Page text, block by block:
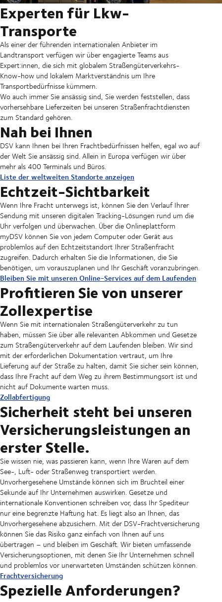
Experten für Lkw-
Transporte
Als einer der führenden internationalen Anbieter im
Landtransport verfügen wir über engagierte Teams aus
Expert:innen, die sich mit globalem Straßengüterverkehrs-
Know-how und lokalem Marktverständnis um Ihre
Transportbedürfnisse kümmern.
Wo auch immer Sie ansässig sind, Sie werden feststellen, dass
vorhersehbare Lieferzeiten bei unseren Straßenfrachtdiensten
zum Standard gehören.
Nah bei Ihnen
DSV kann Ihnen bei Ihren Frachtbedürfnissen helfen, egal wo auf
der Welt Sie ansässig sind. Allein in Europa verfügen wir über
mehr als 400 Terminals und Büros.
Liste der weltweiten Standorte anzeigen
Echtzeit-Sichtbarkeit
Wenn Ihre Fracht unterwegs ist, können Sie den Verlauf Ihrer
Sendung mit unseren digitalen Tracking-Lösungen rund um die
Uhr verfolgen und überwachen. Über die Onlineplattform
myDSV können Sie von jedem Computer oder Gerät aus
problemlos auf den Echtzeitstandort Ihrer Straßenfracht
zugreifen. Dadurch erhalten Sie die Informationen, die Sie
benötigen, um vorauszuplanen und Ihr Geschäft voranzubringen.
Bleiben Sie mit unseren Online-Services auf dem Laufenden
Profitieren Sie von unserer
Zollexpertise
Wenn Sie mit internationalen Straßengüterverkehr zu tun
haben, müssen Sie über alle relevanten Abkommen und Gesetze
zum Straßengüterverkehr auf dem Laufenden bleiben. Wir sind
mit der erforderlichen Dokumentation vertraut, um Ihre
Lieferung auf der Straße zu halten, damit Sie sicher sein können,
dass Ihre Fracht auf dem Weg zu ihrem Bestimmungsort ist und
nicht auf Dokumente warten muss.
Zollabfertigung
Sicherheit steht bei unseren
Versicherungsleistungen an
erster Stelle.
Sie wissen nie, was passieren kann, wenn Ihre Waren auf dem
See-, Luft- oder Straßenweg transportiert werden.
Unvorhergesehene Umstände können sich im Bruchteil einer
Sekunde auf Ihr Unternehmen auswirken. Gesetze und
internationale Konventionen schreiben vor, dass Ihr Spediteur
nur eine begrenzte Haftung hat. Es liegt also an Ihnen, das
Unvorhergesehene abzusichern. Mit der DSV-Frachtversicherung
können Sie das Risiko ganz einfach von Ihnen auf uns
übertragen – und bleiben im Geschäft. Wir bieten umfassende
Versicherungsoptionen, mit denen Sie Ihr Unternehmen schnell
und problemlos vor unerwarteten Umständen schützen können.
Frachtversicherung
Spezielle Anforderungen?